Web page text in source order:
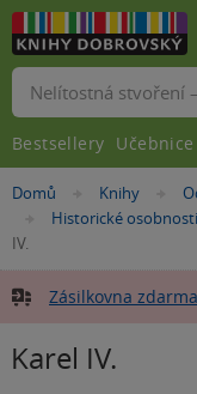
Nacházíte
zde:
Domů »Knihy »
»Historické osobnosti
IV.
Zásilkovna
Karel IV.
Vyhledávání
Bestsellery Učebnice